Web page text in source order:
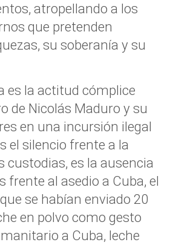
atropellando a los
que pretenden
su soberanía y su
es la actitud cómplice
de Nicolás Maduro y su
en una incursión ilegal
el silencio frente a la
custodias, es la ausencia
frente al asedio a Cuba, el
se habían enviado 20
en polvo como gesto
a Cuba, leche